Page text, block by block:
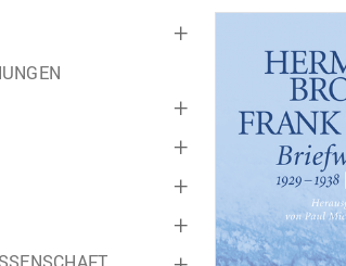
+
+
+
+
+